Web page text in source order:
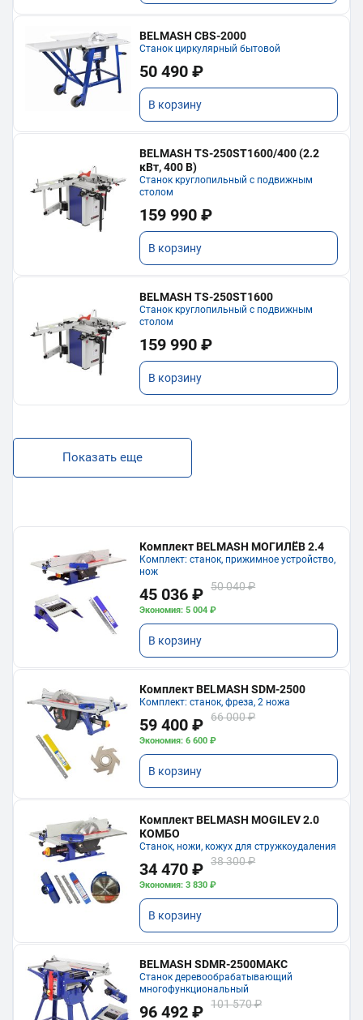
BELMASH CBS-2000
Станок циркулярный бытовой
50 490 ₽
В корзину
BELMASH TS-250ST1600/400 (2.2
кВт, 400 В)
Станок круглопильный с подвижным
столом
159 990 ₽
В корзину
BELMASH TS-250ST1600
Станок круглопильный с подвижным
столом
159 990 ₽
В корзину
Показать еще
Комплект BELMASH МОГИЛЁВ 2.4
Комплект: станок, прижимное устройство,
нож
45 036 ₽ 50 040 ₽
Экономия: 5 004 ₽
В корзину
Комплект BELMASH SDM-2500
Комплект: станок, фреза, 2 ножа
59 400 ₽ 66 000 ₽
Экономия: 6 600 ₽
В корзину
Комплект BELMASH MOGILEV 2.0
КОМБО
Станок, ножи, кожух для стружкоудаления
34 470 ₽ 38 300 ₽
Экономия: 3 830 ₽
В корзину
BELMASH SDMR-2500МАКС
Станок деревообрабатывающий
многофункциональный
96 492 ₽ 101 570 ₽